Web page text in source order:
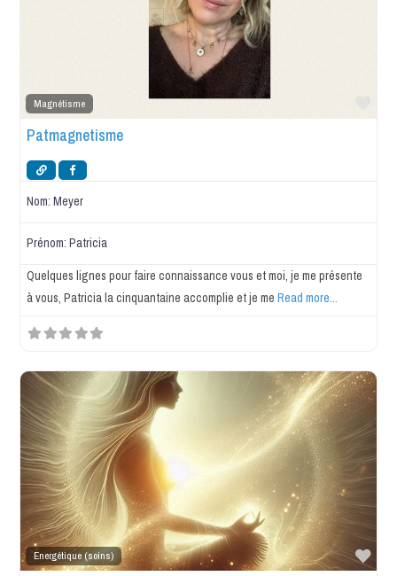
Magnétisme
Patmagnetisme
Nom:Meyer
Prénom:Patricia
Quelques lignes pour faire connaissance vous et moi, je me présente
à vous, Patricia la cinquantaine accomplie et je meRead more...
Energétique (soins)